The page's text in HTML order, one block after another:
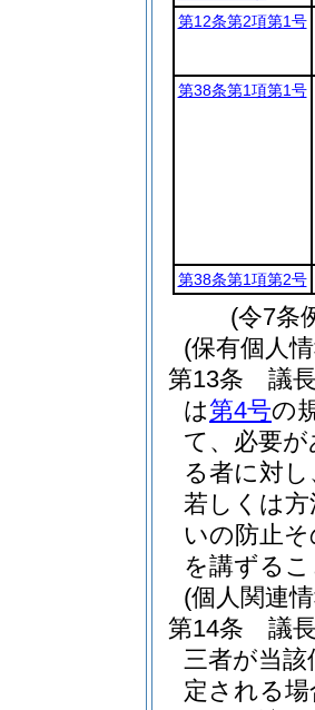
第12条第2項第1号
第38条第1項第1号
第38条第1項第2号
(令7条
(保有個人
第13条
議
は第4号の
て、必要
る者に対
若しくは
いの防止
を講ずる
(個人関連
第14条
議
三者が当
定される